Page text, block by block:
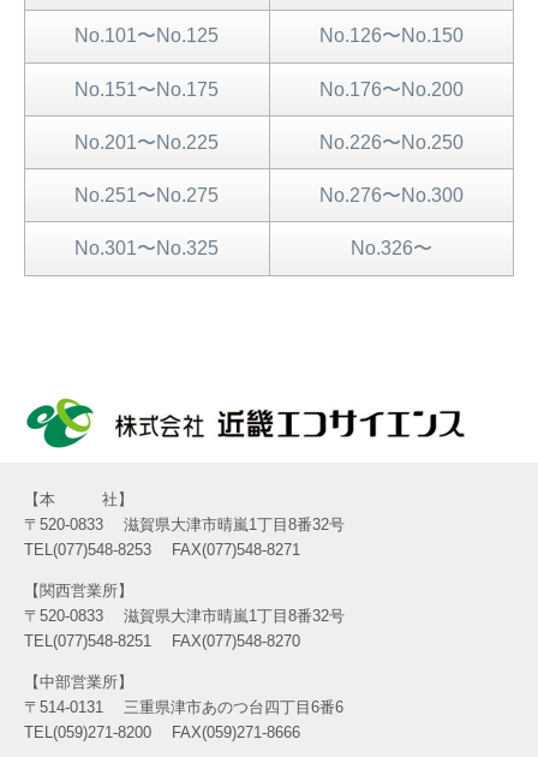
No.101〜No.125 No.126〜No.150
No.151〜No.175 No.176〜No.200
No.201〜No.225 No.226〜No.250
No.251〜No.275 No.276〜No.300
No.301〜No.325 No.326〜
本 社
〒520-0833
滋賀県大津市晴嵐1丁目8番32号
TEL(077)548-8253
FAX(077)548-8271
関西営業所
〒520-0833
滋賀県大津市晴嵐1丁目8番32号
TEL(077)548-8251
FAX(077)548-8270
中部営業所
〒514-0131
三重県津市あのつ台四丁目6番6
TEL(059)271-8200
FAX(059)271-8666